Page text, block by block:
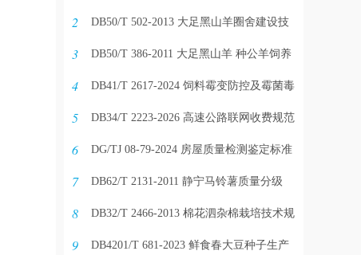
（附条文说明）
2 DB50/T 502-2013 大足黑山羊圈舍建设技
术规范
3 DB50/T 386-2011 大足黑山羊 种公羊饲养
管理技术规范
4 DB41/T 2617-2024 饲料霉变防控及霉菌毒
素脱毒技术规范
5 DB34/T 2223-2026 高速公路联网收费规范
6 DG/TJ 08-79-2024 房屋质量检测鉴定标准
（附条文说明）
7 DB62/T 2131-2011 静宁马铃薯质量分级
8 DB32/T 2466-2013 棉花泗杂棉栽培技术规
程
9 DB4201/T 681-2023 鲜食春大豆种子生产